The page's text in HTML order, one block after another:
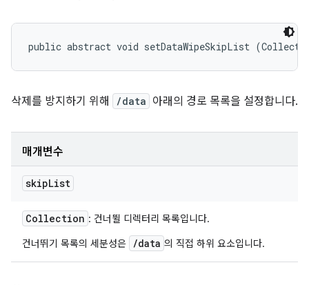
public abstract void setDataWipeSkipList
삭제를 방지하기 위해 /data 아래의 경로 목록을 설정합니다.
매개변수
skipList
Collection : 건너뛸 디렉터리 목록입니다.
건너뛰기 목록의 세분성은
/data 의 직접 하위 요소입니다.